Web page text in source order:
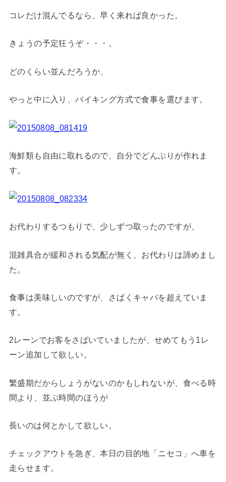
コレだけ混んでるなら、早く来れば良かった。
きょうの予定狂うぞ・・・。
どのくらい並んだろうか、
やっと中に入り、バイキング方式で食事を選びます。
海鮮類も自由に取れるので、自分でどんぶりが作れま
す。
お代わりするつもりで、少しずつ取ったのですが、
混雑具合が緩和される気配が無く、お代わりは諦めまし
た。
食事は美味しいのですが、さばくキャパを超えていま
す。
2レーンでお客をさばいていましたが、せめてもう1レ
ーン追加して欲しい。
繁盛期だからしょうがないのかもしれないが、食べる時
間より、並ぶ時間のほうが
長いのは何とかして欲しい。
チェックアウトを急ぎ、本日の目的地「ニセコ」へ車を
走らせます。